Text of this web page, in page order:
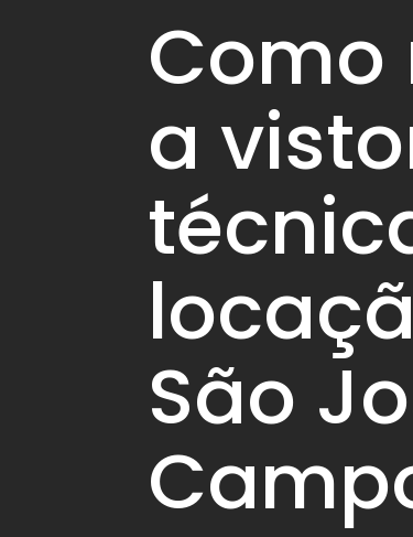
Como
a
São